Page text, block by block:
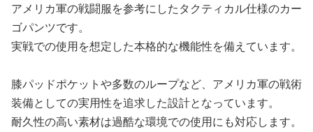
アメリカ軍の戦闘服を参考にしたタクティカル仕様のカー
ゴパンツです。
実戦での使用を想定した本格的な機能性を備えています。
膝パッドポケットや多数のループなど、アメリカ軍の戦術
装備としての実用性を追求した設計となっています。
耐久性の高い素材は過酷な環境での使用にも対応します。